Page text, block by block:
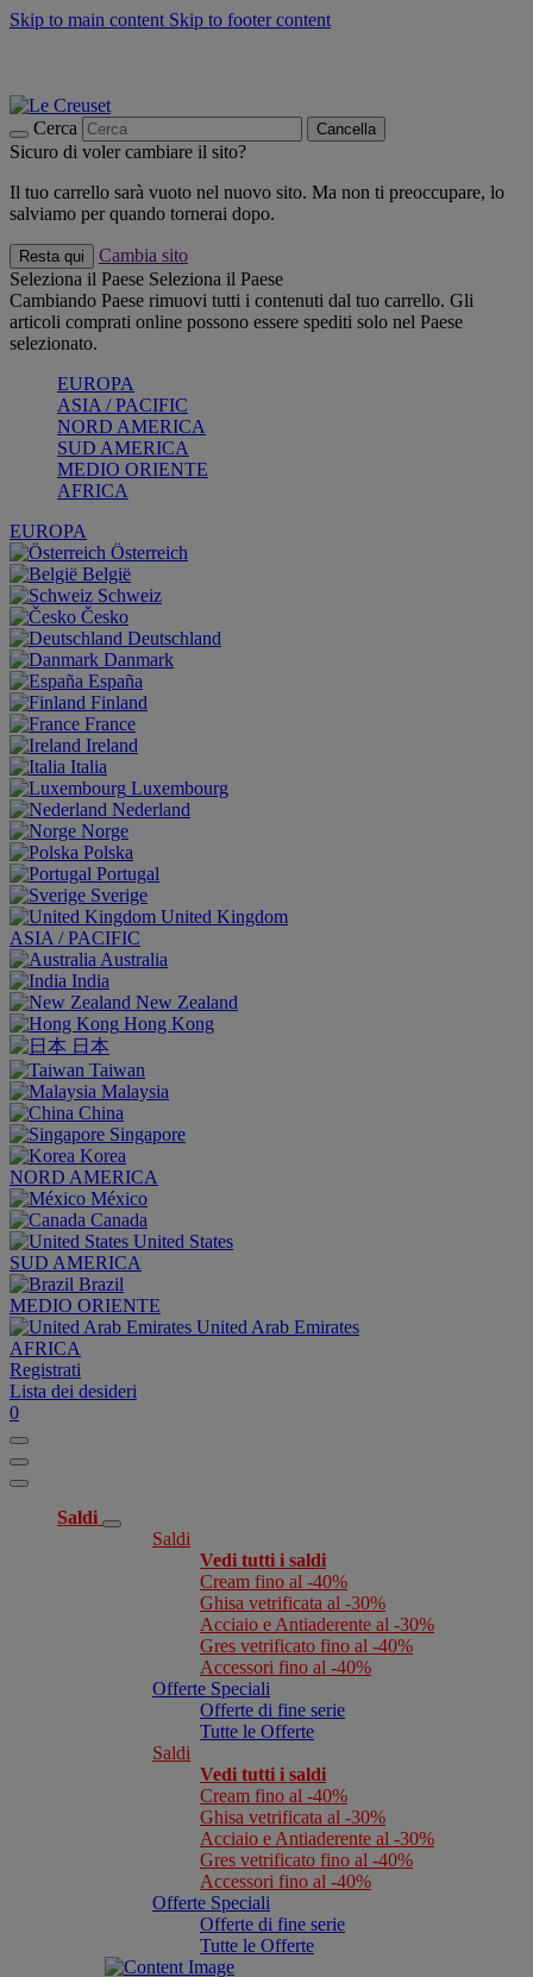
Skip to main content Skip to footer content
Cerca Cancella
Sicuro di voler cambiare il sito?
Il tuo carrello sarà vuoto nel nuovo sito. Ma non ti preoccupare, lo
salviamo per quando tornerai dopo.
Resta qui
Cambia sito
Seleziona il Paese Seleziona il Paese
Cambiando Paese rimuovi tutti i contenuti dal tuo carrello. Gli
articoli comprati online possono essere spediti solo nel Paese
selezionato.
EUROPA
ASIA / PACIFIC
NORD AMERICA
SUD AMERICA
MEDIO ORIENTE
AFRICA
EUROPA
Österreich
België
Schweiz
Česko
Deutschland
Danmark
España
Finland
France
Ireland
Italia
Luxembourg
Nederland
Norge
Polska
Portugal
Sverige
United Kingdom
ASIA / PACIFIC
Australia
India
New Zealand
Hong Kong
日本
Taiwan
Malaysia
China
Singapore
Korea
NORD AMERICA
México
Canada
United States
SUD AMERICA
Brazil
MEDIO ORIENTE
United Arab Emirates
AFRICA
Registrati
Lista dei desideri
0
Saldi
Saldi
Vedi tutti i saldi
Cream fino al -40%
Ghisa vetrificata al -30%
Acciaio e Antiaderente al -30%
Gres vetrificato fino al -40%
Accessori fino al -40%
Offerte Speciali
Offerte di fine serie
Tutte le Offerte
Saldi
Vedi tutti i saldi
Cream fino al -40%
Ghisa vetrificata al -30%
Acciaio e Antiaderente al -30%
Gres vetrificato fino al -40%
Accessori fino al -40%
Offerte Speciali
Offerte di fine serie
Tutte le Offerte